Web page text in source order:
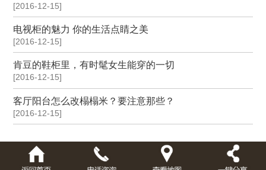
[2016-12-15]
电视柜的魅力 你的生活点睛之美
[2016-12-15]
肯豆的鞋柜里，有时髦女生能穿的一切
[2016-12-15]
客厅阳台怎么改榻榻米？要注意那些？
[2016-12-15]